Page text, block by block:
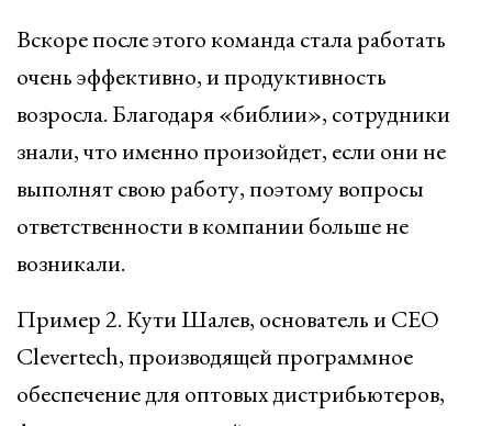
Вскоре после этого команда стала работать
очень эффективно, и продуктивность
возросла. Благодаря «библии», сотрудники
знали, что именно произойдет, если они не
выполнят свою работу, поэтому вопросы
ответственности в компании больше не
возникали.
Пример 2. Кути Шалев, основатель и СЕО
Clevertech, производящей программное
обеспечение для оптовых дистрибьютеров,